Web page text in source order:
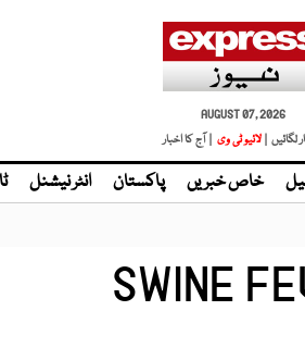
AUGUST 07, 2026
لگائیں | لائیو ٹی وی | آج کا اخبار
خاص خبریں پاکستان انٹر نیشنل
SWINE